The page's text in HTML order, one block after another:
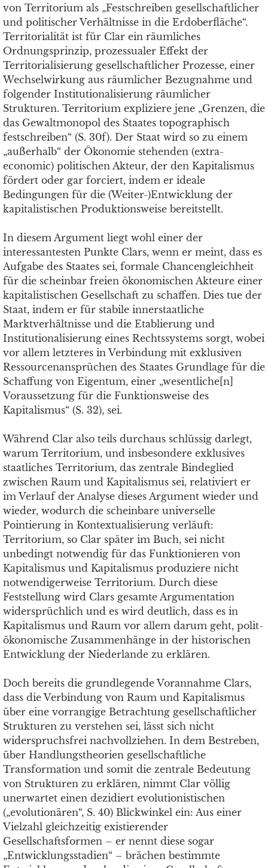
von Territorium als „Festschreiben gesellschaftlicher
und politischer Verhältnisse in die Erdoberfläche“.
Territorialität ist für Clar ein räumliches
Ordnungsprinzip, prozessualer Effekt der
Territorialisierung gesellschaftlicher Prozesse, einer
Wechselwirkung aus räumlicher Bezugnahme und
folgender Institutionalisierung räumlicher
Strukturen. Territorium expliziere jene „Grenzen, die
das Gewaltmonopol des Staates topographisch
festschreiben“ (S. 30f). Der Staat wird so zu einem
„außerhalb“ der Ökonomie stehenden (extra-
economic) politischen Akteur, der den Kapitalismus
fördert oder gar forciert, indem er ideale
Bedingungen für die (Weiter-)Entwicklung der
kapitalistischen Produktionsweise bereitstellt.
In diesem Argument liegt wohl einer der
interessantesten Punkte Clars, wenn er meint, dass es
Aufgabe des Staates sei, formale Chancengleichheit
für die scheinbar freien ökonomischen Akteure einer
kapitalistischen Gesellschaft zu schaffen. Dies tue der
Staat, indem er für stabile innerstaatliche
Marktverhältnisse und die Etablierung und
Institutionalisierung eines Rechtssystems sorgt, wobei
vor allem letzteres in Verbindung mit exklusiven
Ressourcenansprüchen des Staates Grundlage für die
Schaffung von Eigentum, einer „wesentliche[n]
Voraussetzung für die Funktionsweise des
Kapitalismus“ (S. 32), sei.
Während Clar also teils durchaus schlüssig darlegt,
warum Territorium, und insbesondere exklusives
staatliches Territorium, das zentrale Bindeglied
zwischen Raum und Kapitalismus sei, relativiert er
im Verlauf der Analyse dieses Argument wieder und
wieder, wodurch die scheinbare universelle
Pointierung in Kontextualisierung verläuft:
Territorium, so Clar später im Buch, sei nicht
unbedingt notwendig für das Funktionieren von
Kapitalismus und Kapitalismus produziere nicht
notwendigerweise Territorium. Durch diese
Feststellung wird Clars gesamte Argumentation
widersprüchlich und es wird deutlich, dass es in
Kapitalismus und Raum vor allem darum geht, polit-
ökonomische Zusammenhänge in der historischen
Entwicklung der Niederlande zu erklären.
Doch bereits die grundlegende Vorannahme Clars,
dass die Verbindung von Raum und Kapitalismus
über eine vorrangige Betrachtung gesellschaftlicher
Strukturen zu verstehen sei, lässt sich nicht
widerspruchsfrei nachvollziehen. In dem Bestreben,
über Handlungstheorien gesellschaftliche
Transformation und somit die zentrale Bedeutung
von Strukturen zu erklären, nimmt Clar völlig
unerwartet einen dezidiert evolutionistischen
(„evolutionären“, S. 40) Blickwinkel ein: Aus einer
Vielzahl gleichzeitig existierender
Gesellschaftsformen – er nennt diese sogar
„Entwicklungsstadien“ – brächen bestimmte